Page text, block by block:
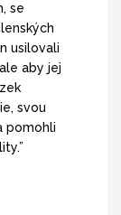
se
usilovali
aby jej
svou
pomohli